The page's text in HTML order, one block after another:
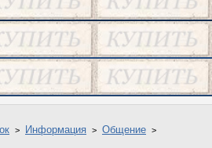
Информация Общение